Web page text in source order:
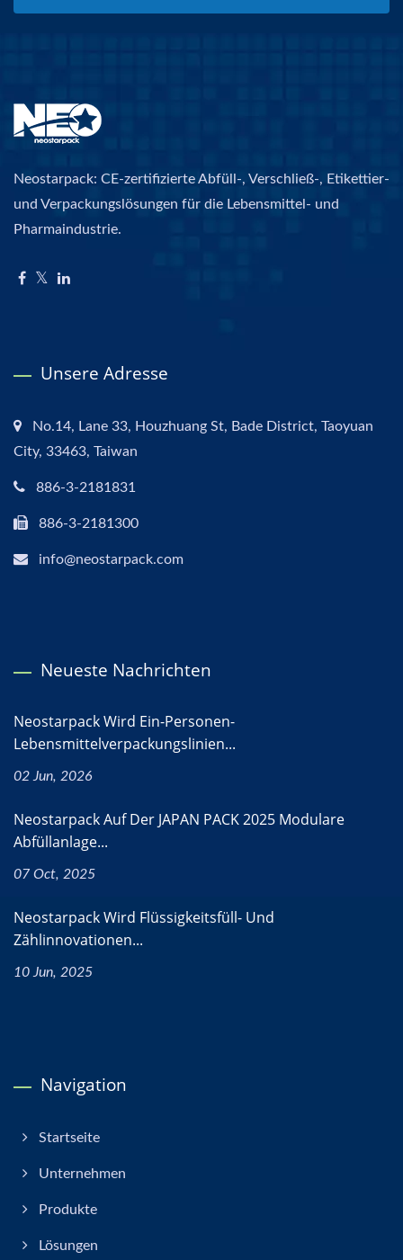
Neostarpack: CE-zertifizierte Abfüll-, Verschließ-, Etikettier-
und Verpackungslösungen für die Lebensmittel- und
Pharmaindustrie.
Unsere Adresse
No.14, Lane 33, Houzhuang St, Bade District, Taoyuan
City, 33463, Taiwan
886-3-2181831
886-3-2181300
info@neostarpack.com
Neueste Nachrichten
Neostarpack Wird Ein-Personen-
Lebensmittelverpackungslinien...
02 Jun, 2026
Neostarpack Auf Der JAPAN PACK 2025 Modulare
Abfüllanlage...
07 Oct, 2025
Neostarpack Wird Flüssigkeitsfüll- Und
Zählinnovationen...
10 Jun, 2025
Navigation
Startseite
Unternehmen
Produkte
Lösungen